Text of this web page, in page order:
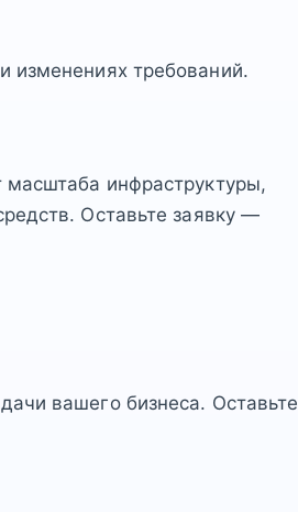
изменениях требований.
масштаба инфраструктуры,
Оставьте заявку —
вашего бизнеса. Оставьте